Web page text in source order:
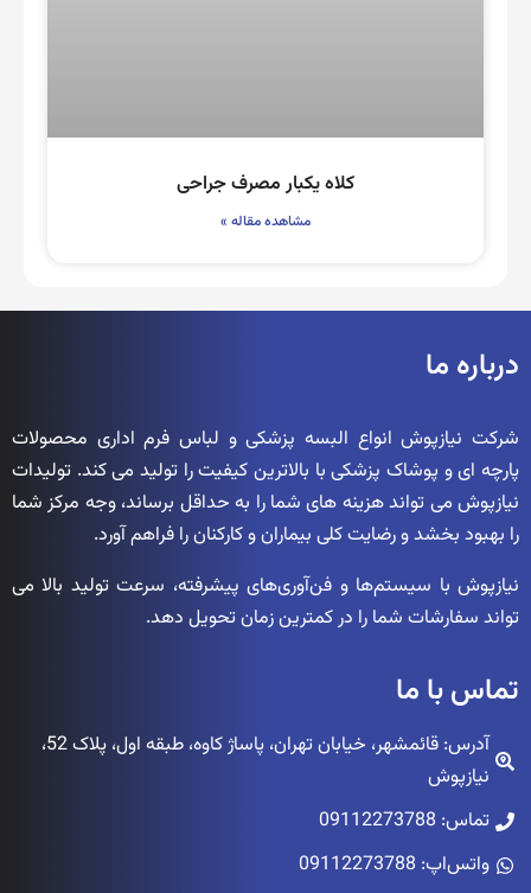
کلاه یکبار مصرف جراحی
مشاهده مقاله »
درباره ما
شرکت نیازپوش انواع البسه پزشکی و لباس فرم اداری محصولات
پارچه ای و پوشاک پزشکی با بالاترین کیفیت را تولید می کند. تولیدات
نیازپوش می تواند هزینه های شما را به حداقل برساند، وجه مرکز شما
را بهبود بخشد و رضایت کلی بیماران و کارکنان را فراهم آورد.
نیازپوش با سیستم‌ها و فن‌آوری‌های پیشرفته، سرعت تولید بالا می
تواند سفارشات شما را در کمترین زمان تحویل دهد.
تماس با ما
آدرس: قائمشهر، خیابان تهران، پاساژ کاوه، طبقه اول، پلاک 52،
نیازپوش
تماس: 09112273788
واتس‌اپ: 09112273788